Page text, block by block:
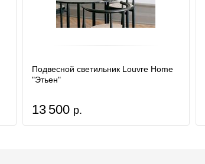
Подвесной светильник Louvre Home
"Этьен"
13 500 р.